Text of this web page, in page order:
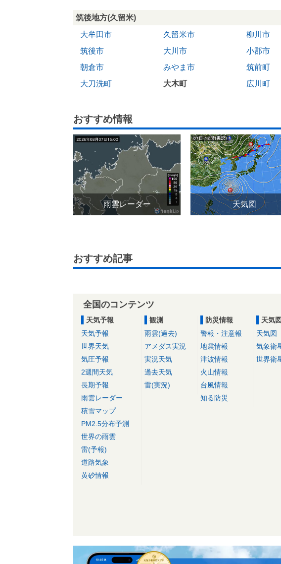
筑後地方(久留米)
大牟田市
久留米市 柳川市
筑後市
大川市 小郡市
朝倉市
みやま市 筑前町
大刀洗町
大木町 広川町
おすすめ情報
雨雲レーダー 天気図
おすすめ記事
全国のコンテンツ
天気予報
天気予報
世界天気
気圧予報
2週間天気
長期予報
雨雲レーダー
積雪マップ
PM2.5分布予測
世界の雨雲
雷(予報)
道路気象
黄砂情報
観測
雨雲(過去)
アメダス実況
実況天気
過去天気
雷(実況)
防災情報
警報・注意報
地震情報
津波情報
火山情報
台風情報
知る防災
天気図
天気図
気象衛
世界衛